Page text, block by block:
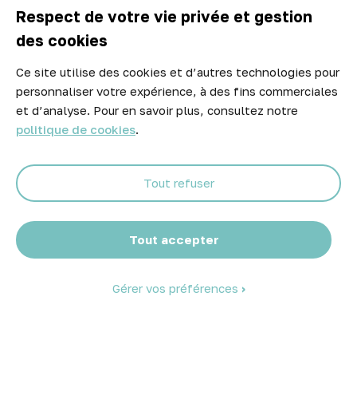
Respect de votre vie privée et gestion
des cookies
Ce site utilise des cookies et d’autres technologies pour
personnaliser votre expérience, à des fins commerciales
et d’analyse. Pour en savoir plus, consultez notre
politique de cookies.
Tout accepter
Tout refuser
Gérer vos préférences
A propos d'Atelier Piscine
Newsletter
Ne manquez aucune opportunité ! Restez informé de nos meilleurs
prix et nouveaux arrivages.
Abonnez-vous
© 2026 Atelier Piscine - Tous droits réservés